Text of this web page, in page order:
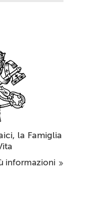
la Famiglia
informazioni